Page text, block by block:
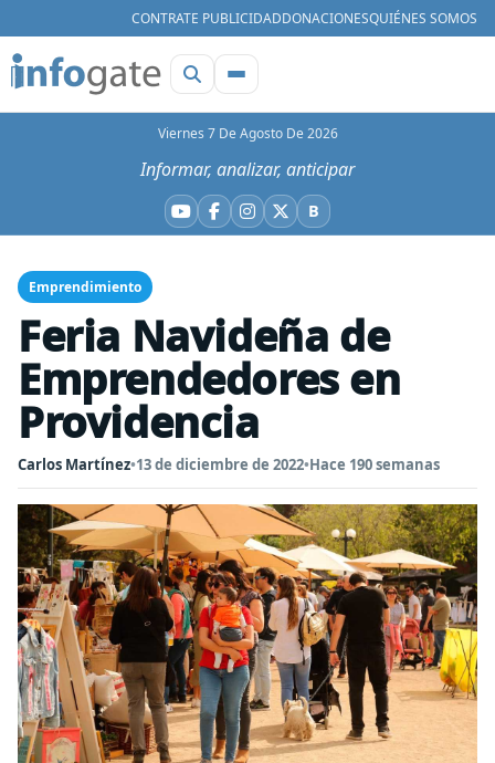
CONTRATE PUBLICIDADDONACIONESQUIÉNES SOMOS
Viernes 7 De Agosto De 2026
Informar, analizar, anticipar
YouTube
Facebook
Instagram
X BBluesky
Emprendimiento
Feria Navideña de
Emprendedores en
Providencia
Carlos Martínez•13 de diciembre de 2022•Hace 190 semanas